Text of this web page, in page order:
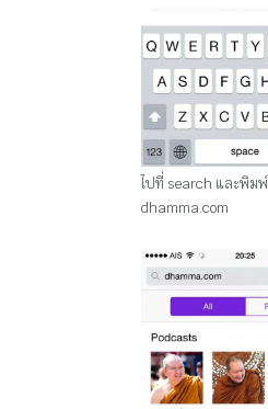
ไปที่ search และพิมพ์
dhamma.com